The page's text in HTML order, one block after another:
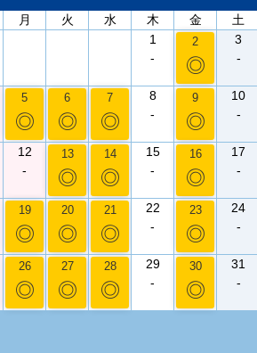
月 火 水 木 金
土
1
-
2
◎
3
-
5
◎
6
◎
7
◎
8
-
9
◎
10
-
12
-
13
◎
14
◎
15
-
16
◎
17
-
19
◎
20
◎
21
◎
22
-
23
◎
24
-
26
◎
27
◎
28
◎
29
-
30
◎
31
-